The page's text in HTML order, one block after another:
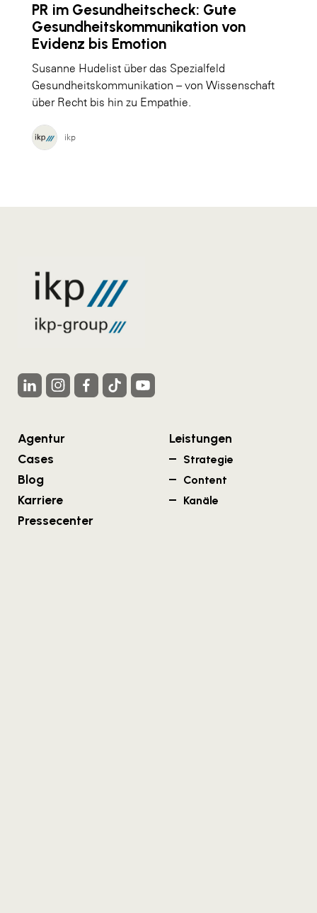
PR im Gesundheitscheck: Gute
Gesundheitskommunikation von
Evidenz bis Emotion
Susanne Hudelist über das Spezialfeld
Gesundheitskommunikation – von Wissenschaft
über Recht bis hin zu Empathie.
ikp
Agentur
Cases
Blog
Karriere
Pressecenter
Leistungen
Strategie
Content
Kanäle